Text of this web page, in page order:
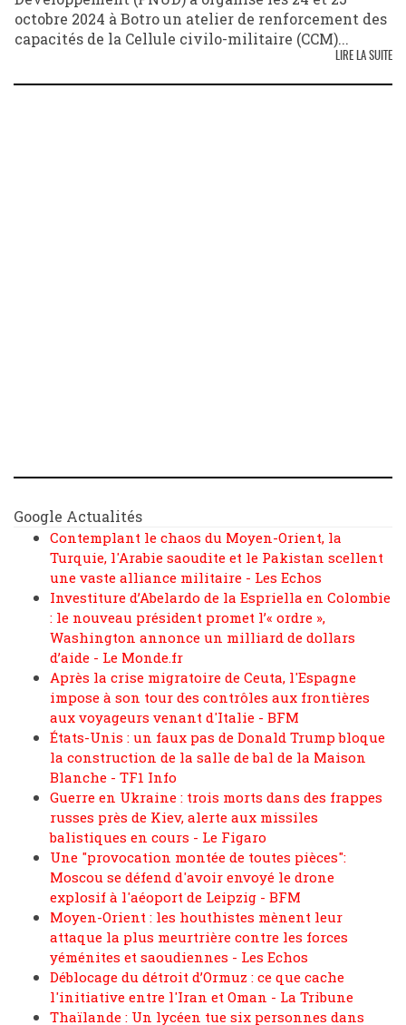
octobre 2024 à Botro un atelier de renforcement des
capacités de la Cellule civilo-militaire (CCM)...
LIRE LA SUITE
Google Actualités
Contemplant le chaos du Moyen-Orient, la
Turquie, l'Arabie saoudite et le Pakistan scellent
une vaste alliance militaire - Les Echos
Investiture d’Abelardo de la Espriella en Colombie
: le nouveau président promet l’« ordre »,
Washington annonce un milliard de dollars
d’aide - Le Monde.fr
Après la crise migratoire de Ceuta, l'Espagne
impose à son tour des contrôles aux frontières
aux voyageurs venant d'Italie - BFM
États-Unis : un faux pas de Donald Trump bloque
la construction de la salle de bal de la Maison
Blanche - TF1 Info
Guerre en Ukraine : trois morts dans des frappes
russes près de Kiev, alerte aux missiles
balistiques en cours - Le Figaro
Une "provocation montée de toutes pièces":
Moscou se défend d'avoir envoyé le drone
explosif à l'aéoport de Leipzig - BFM
Moyen-Orient : les houthistes mènent leur
attaque la plus meurtrière contre les forces
yéménites et saoudiennes - Les Echos
Déblocage du détroit d’Ormuz : ce que cache
l'initiative entre l'Iran et Oman - La Tribune
Thaïlande : Un lycéen tue six personnes dans